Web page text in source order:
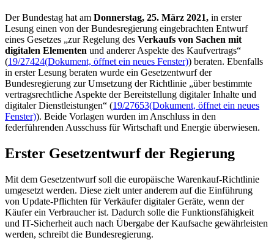
Der Bundestag hat am Donnerstag, 25. März 2021, in erster
Lesung einen von der Bundesregierung eingebrachten Entwurf
eines Gesetzes „zur Regelung des Verkaufs von Sachen mit
digitalen Elementen und anderer Aspekte des Kaufvertrags“
(19/27424(Dokument, öffnet ein neues Fenster)) beraten. Ebenfalls
in erster Lesung beraten wurde ein Gesetzentwurf der
Bundesregierung zur Umsetzung der Richtlinie „über bestimmte
vertragsrechtliche Aspekte der Bereitstellung digitaler Inhalte und
digitaler Dienstleistungen“ (19/27653(Dokument, öffnet ein neues
Fenster)). Beide Vorlagen wurden im Anschluss in den
federführenden Ausschuss für Wirtschaft und Energie überwiesen.
Erster Gesetzentwurf der Regierung
Mit dem Gesetzentwurf soll die europäische Warenkauf-Richtlinie
umgesetzt werden. Diese zielt unter anderem auf die Einführung
von Update-Pflichten für Verkäufer digitaler Geräte, wenn der
Käufer ein Verbraucher ist. Dadurch solle die Funktionsfähigkeit
und IT-Sicherheit auch nach Übergabe der Kaufsache gewährleisten
werden, schreibt die Bundesregierung.